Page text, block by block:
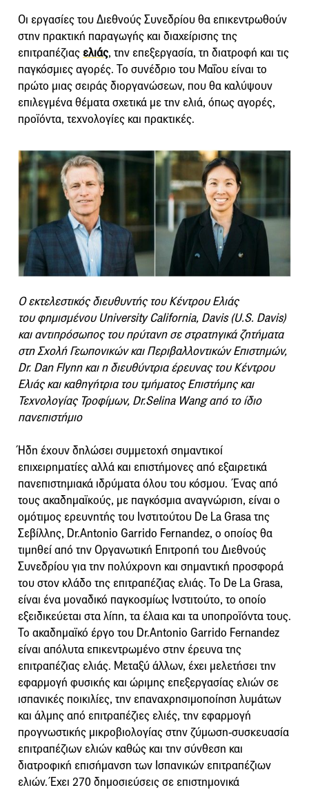
Οι εργασίες του Διεθνούς Συνεδρίου θα επικεντρωθούν
στην πρακτική παραγωγής και διαχείρισης της
επιτραπέζιας ελιάς, την επεξεργασία, τη διατροφή και τις
παγκόσμιες αγορές. Το συνέδριο του Μαΐου είναι το
πρώτο μιας σειράς διοργανώσεων, που θα καλύψουν
επιλεγμένα θέματα σχετικά με την ελιά, όπως αγορές,
προϊόντα, τεχνολογίες και πρακτικές.
O εκτελεστικός διευθυντής του Κέντρου Ελιάς
του φημισμένου University California, Davis (U.S. Davis)
και αντιπρόσωπος του πρύτανη σε στρατηγικά ζητήματα
στη Σχολή Γεωπονικών και Περιβαλλοντικών Επιστημών,
Dr. Dan Flynn και η διευθύντρια έρευνας του Κέντρου
Ελιάς και καθηγήτρια του τμήματος Επιστήμης και
Τεχνολογίας Τροφίμων, Dr.Selina Wang από το ίδιο
πανεπιστήμιο
Ήδη έχουν δηλώσει συμμετοχή σημαντικοί
επιχειρηματίες αλλά και επιστήμονες από εξαιρετικά
πανεπιστημιακά ιδρύματα όλου του κόσμου. Ένας από
τους ακαδημαϊκούς, με παγκόσμια αναγνώριση, είναι ο
ομότιμος ερευνητής του Ινστιτούτου De La Grasa της
Σεβίλλης, Dr.Antonio Garrido Fernandez, ο οποίος θα
τιμηθεί από την Οργανωτική Επιτροπή του Διεθνούς
Συνεδρίου για την πολύχρονη και σημαντική προσφορά
του στον κλάδο της επιτραπέζιας ελιάς. Το De La Grasa,
είναι ένα μοναδικό παγκοσμίως Ινστιτούτο, το οποίο
εξειδικεύεται στα λίπη, τα έλαια και τα υποπροϊόντα τους.
Το ακαδημαϊκό έργο του Dr.Antonio Garrido Fernandez
είναι απόλυτα επικεντρωμένο στην έρευνα της
επιτραπέζιας ελιάς. Μεταξύ άλλων, έχει μελετήσει την
εφαρμογή φυσικής και ώριμης επεξεργασίας ελιών σε
ισπανικές ποικιλίες, την επαναχρησιμοποίηση λυμάτων
και άλμης από επιτραπέζιες ελιές, την εφαρμογή
προγνωστικής μικροβιολογίας στην ζύμωση-συσκευασία
επιτραπέζιων ελιών καθώς και την σύνθεση και
διατροφική επισήμανση των Ισπανικών επιτραπέζιων
ελιών. Έχει 270 δημοσιεύσεις σε επιστημονικά